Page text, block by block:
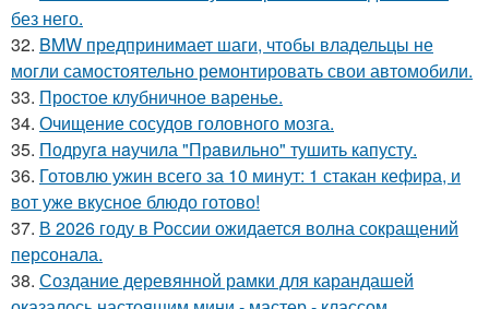
без него.
32. BMW предпринимает шаги, чтобы владельцы не
могли самостоятельно ремонтировать свои автомобили.
33. Простое клубничное варенье.
34. Очищение сосудов головного мозга.
35. Подругa нaучила "Прaвильно" тушить капусту.
36. Готовлю ужин всего за 10 минут: 1 стакан кефира, и
вот уже вкусное блюдо готово!
37. В 2026 году в России ожидается волна сокращений
персонала.
38. Создание деревянной рамки для карандашей